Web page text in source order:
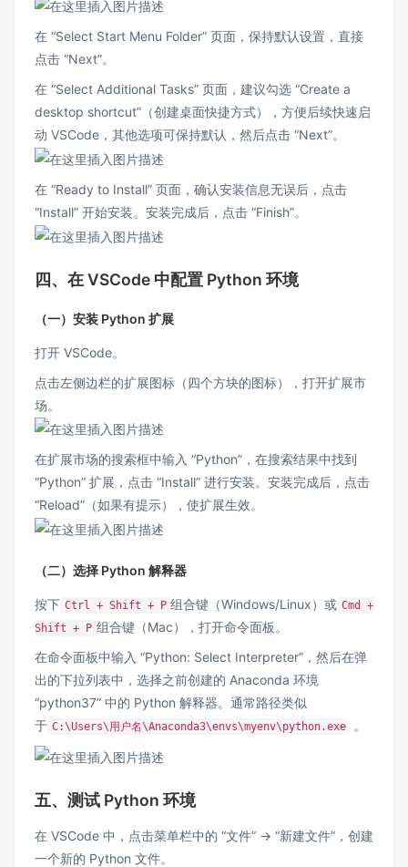
在 “Select Start Menu Folder” 页面，保持默认设置，直接
点击 “Next”。
在 “Select Additional Tasks” 页面，建议勾选 “Create a
desktop shortcut”（创建桌面快捷方式），方便后续快速启
动 VSCode，其他选项可保持默认，然后点击 “Next”。
在 “Ready to Install” 页面，确认安装信息无误后，点击
“Install” 开始安装。安装完成后，点击 “Finish”。
四、在 VSCode 中配置 Python 环境
（一）安装 Python 扩展
打开 VSCode。
点击左侧边栏的扩展图标（四个方块的图标），打开扩展市
场。
在扩展市场的搜索框中输入 “Python”，在搜索结果中找到
“Python” 扩展，点击 “Install” 进行安装。安装完成后，点击
“Reload”（如果有提示），使扩展生效。
（二）选择 Python 解释器
按下 Ctrl + Shift + P 组合键（Windows/Linux）或 Cmd +
Shift + P 组合键（Mac），打开命令面板。
在命令面板中输入 “Python: Select Interpreter”，然后在弹
出的下拉列表中，选择之前创建的 Anaconda 环境
“python37” 中的 Python 解释器。通常路径类似
于 C:\Users\用户名\Anaconda3\envs\myenv\python.exe 。
五、测试 Python 环境
在 VSCode 中，点击菜单栏中的 “文件” -> “新建文件”，创建
一个新的 Python 文件。